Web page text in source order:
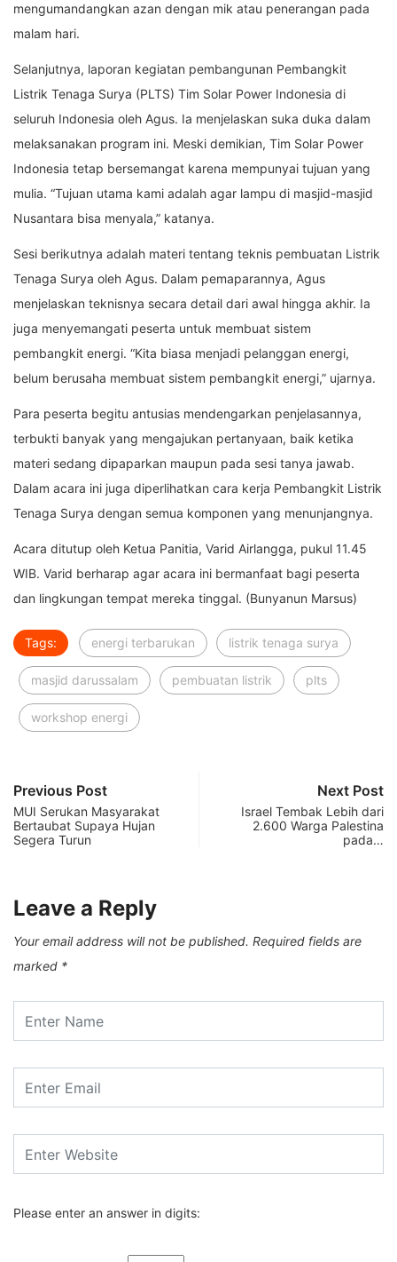
mengumandangkan azan dengan mik atau penerangan pada
malam hari.
Selanjutnya, laporan kegiatan pembangunan Pembangkit
Listrik Tenaga Surya (PLTS) Tim Solar Power Indonesia di
seluruh Indonesia oleh Agus. Ia menjelaskan suka duka dalam
melaksanakan program ini. Meski demikian, Tim Solar Power
Indonesia tetap bersemangat karena mempunyai tujuan yang
mulia. “Tujuan utama kami adalah agar lampu di masjid-masjid
Nusantara bisa menyala,” katanya.
Sesi berikutnya adalah materi tentang teknis pembuatan Listrik
Tenaga Surya oleh Agus. Dalam pemaparannya, Agus
menjelaskan teknisnya secara detail dari awal hingga akhir. Ia
juga menyemangati peserta untuk membuat sistem
pembangkit energi. “Kita biasa menjadi pelanggan energi,
belum berusaha membuat sistem pembangkit energi,” ujarnya.
Para peserta begitu antusias mendengarkan penjelasannya,
terbukti banyak yang mengajukan pertanyaan, baik ketika
materi sedang dipaparkan maupun pada sesi tanya jawab.
Dalam acara ini juga diperlihatkan cara kerja Pembangkit Listrik
Tenaga Surya dengan semua komponen yang menunjangnya.
Acara ditutup oleh Ketua Panitia, Varid Airlangga, pukul 11.45
WIB. Varid berharap agar acara ini bermanfaat bagi peserta
dan lingkungan tempat mereka tinggal. (Bunyanun Marsus)
Tags: energi terbarukan listrik tenaga surya
masjid darussalam pembuatan listrik plts
workshop energi
Previous Post
MUI Serukan Masyarakat
Bertaubat Supaya Hujan
Segera Turun
Next Post
Israel Tembak Lebih dari
2.600 Warga Palestina
pada…
Leave a Reply
Your email address will not be published. Required fields are
marked *
Please enter an answer in digits: